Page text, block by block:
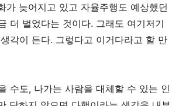
가 늦어지고 있고 자율주행도 예상했던
더 벌었다는 것이다. 그래도 여기저기
각이 든다. 그렇다고 이거다라고 할 만
수도, 나가는 사람을 대체할 수 있는 인